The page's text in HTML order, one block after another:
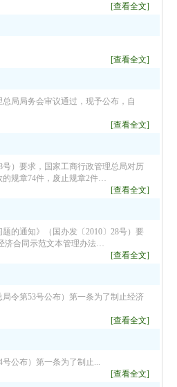
[查看全文]
[查看全文]
局局务会审议通过，现予公布，自
[查看全文]
）要求，国家工商行政管理总局对历
的规章74件，废止规章2件…
[查看全文]
的通知》（国办发〔2010〕28号）要
济合同示范文本管理办法…
[查看全文]
令第53号公布）第一条为了制止经济
[查看全文]
公布）第一条为了制止...
[查看全文]